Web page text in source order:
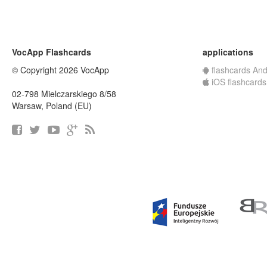
VocApp Flashcards
© Copyright 2026 VocApp
02-798 Mielczarskiego 8/58
Warsaw, Poland (EU)
applications
flashcards
iOS flashcards